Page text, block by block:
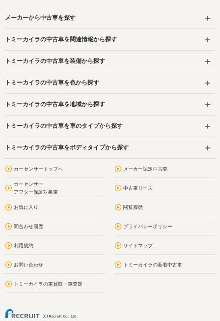
メーカーから中古車を探す
トミーカイラの中古車を関連情報から探す
トミーカイラの中古車を装備から探す
トミーカイラの中古車を色から探す
トミーカイラの中古車を地域から探す
トミーカイラの中古車を車のタイプから探す
トミーカイラの中古車をボディタイプから探す
カーセンサートップへ メーカー認定中古車
カーセンサー
アフター保証対象車
中古車リース
お気に入り 閲覧履歴
問合わせ履歴 プライバシーポリシー
利用規約 サイトマップ
お問い合わせ トミーカイラの新着中古車
トミーカイラの車買取・車査定